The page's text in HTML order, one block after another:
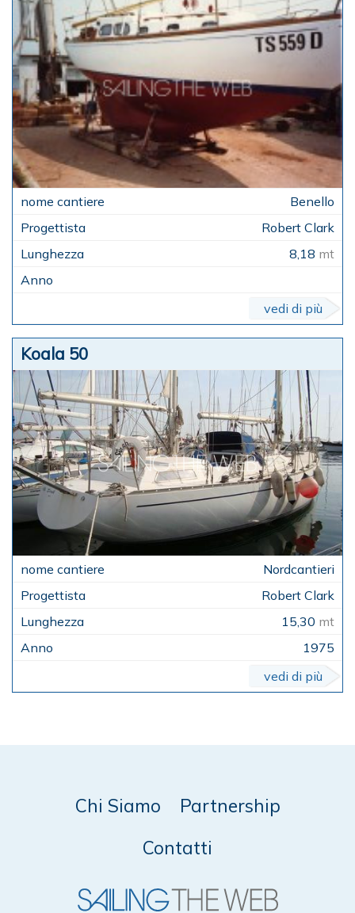
Benello
Robert Clark
8,18 mt
vedi di più
Koala 50
Nordcantieri
Robert Clark
15,30 mt
1975
vedi di più
Chi Siamo
Partnership
Contatti